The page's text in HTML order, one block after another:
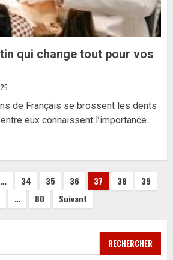
qui change tout pour vos
de Français se brossent les dents
eux connaissent l’importance...
… 34 35 36 37 38
39
… 80 Suivant